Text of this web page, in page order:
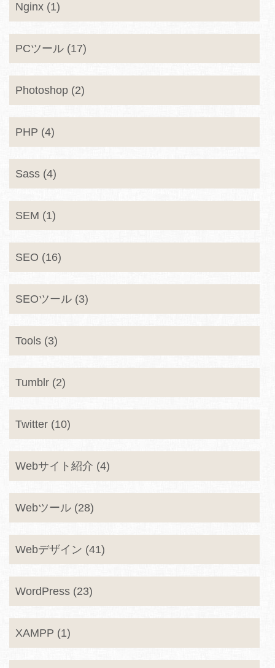
Nginx (1)
PCツール (17)
Photoshop (2)
PHP (4)
Sass (4)
SEM (1)
SEO (16)
SEOツール (3)
Tools (3)
Tumblr (2)
Twitter (10)
Webサイト紹介 (4)
Webツール (28)
Webデザイン (41)
WordPress (23)
XAMPP (1)